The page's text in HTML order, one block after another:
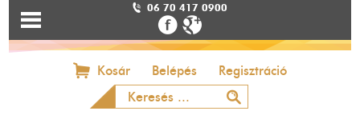
06 70 417 0900
Kosár Belépés Regisztráció